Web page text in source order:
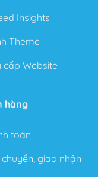
Insights
Theme
cấp Website
hàng
toán
giao nhận